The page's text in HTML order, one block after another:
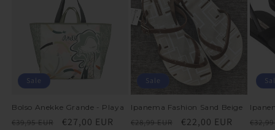
Sale
Bolso Anekke Grande - Playa
Regular
€39,95 EUR
Sale
€27,00 EUR
Sale
Ipanema Fashion Sand Beige
Regular
€28,99 EUR
Sale
€22,00 EUR